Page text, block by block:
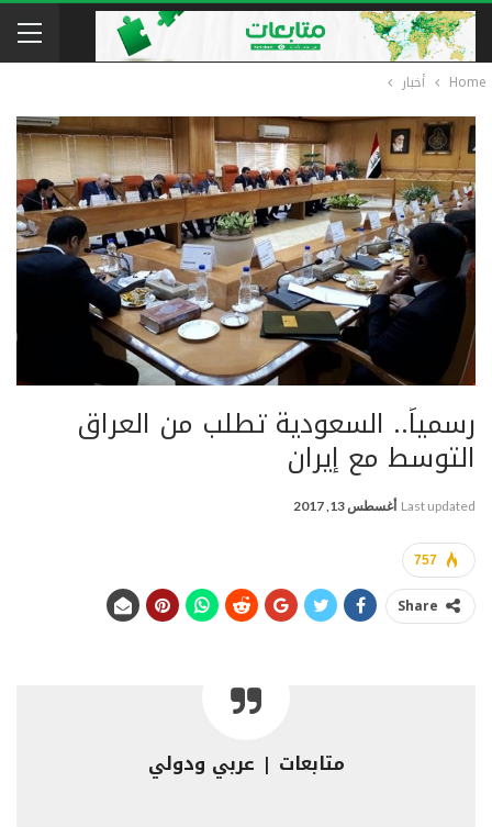
Home أخبار
رسمياً.. السعودية تطلب من العراق
التوسط مع إيران
Last updated أغسطس 13, 2017
757
Share
متابعات | عربي ودولي